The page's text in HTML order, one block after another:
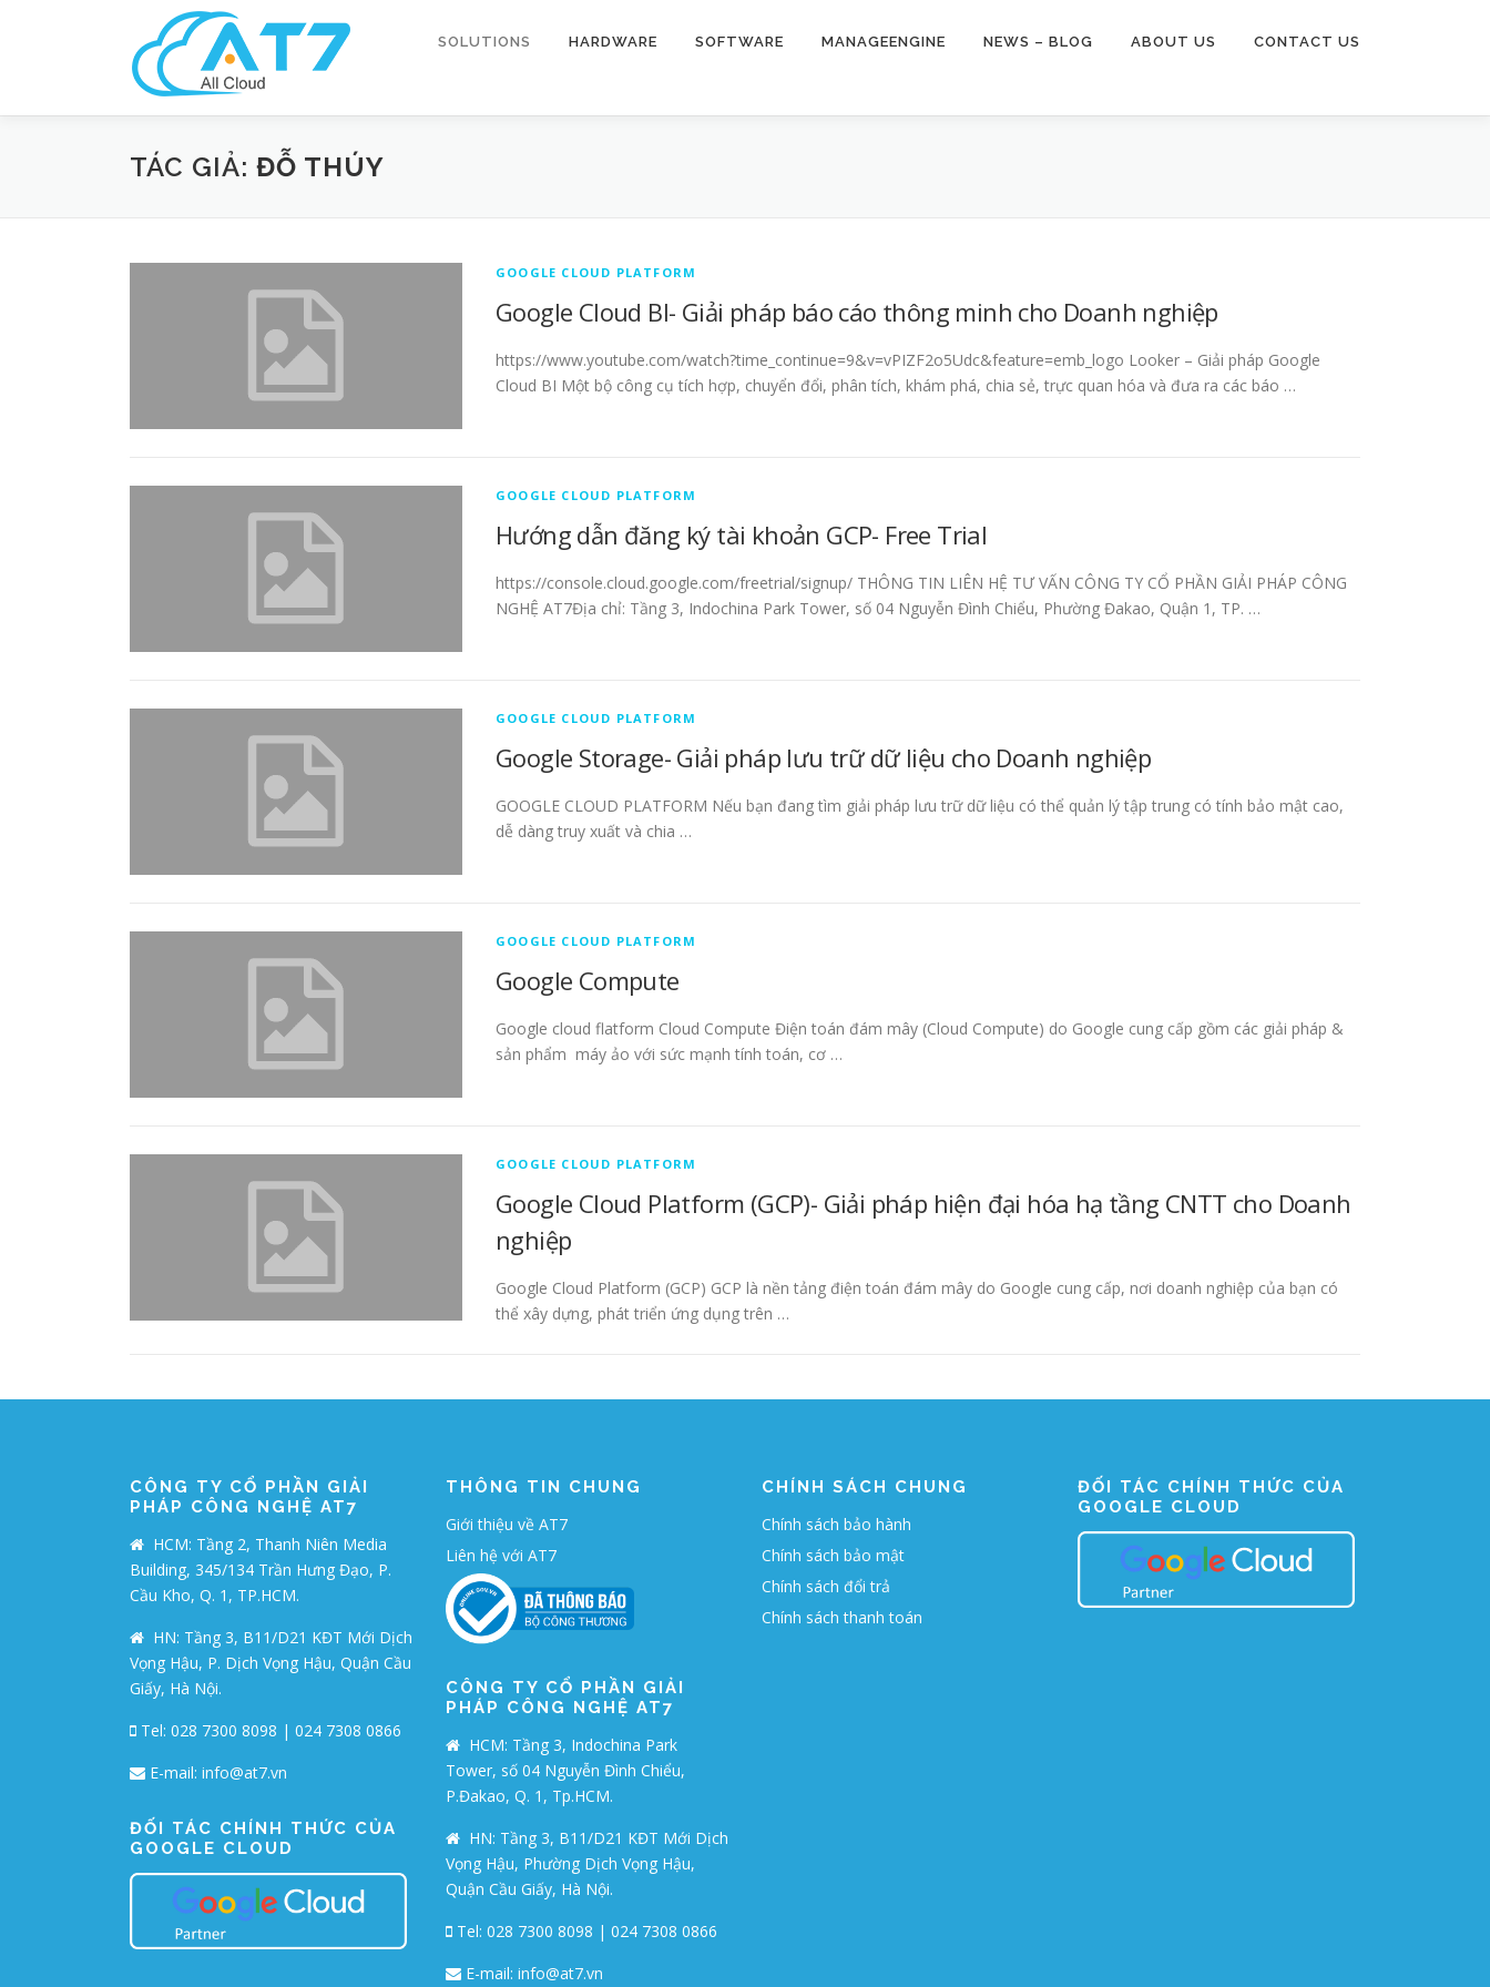
SOLUTIONS HARDWARE SOFTWARE MANAGEENGINE NEWS – BLOG ABOUT US CONTACT US
TÁC GIẢ: ĐỖ THÚY
GOOGLE CLOUD PLATFORM
Google Cloud BI- Giải pháp báo cáo thông minh cho Doanh nghiệp
https://www.youtube.com/watch?time_continue=9&v=vPIZF2o5Udc&feature=emb_logo Looker – Giải pháp Google
Cloud BI Một bộ công cụ tích hợp, chuyển đổi, phân tích, khám phá, chia sẻ, trực quan hóa và đưa ra các báo …
GOOGLE CLOUD PLATFORM
Hướng dẫn đăng ký tài khoản GCP- Free Trial
https://console.cloud.google.com/freetrial/signup/ THÔNG TIN LIÊN HỆ TƯ VẤN CÔNG TY CỔ PHẦN GIẢI PHÁP CÔNG
NGHỆ AT7Địa chỉ: Tầng 3, Indochina Park Tower, số 04 Nguyễn Đình Chiểu, Phường Đakao, Quận 1, TP. …
GOOGLE CLOUD PLATFORM
Google Storage- Giải pháp lưu trữ dữ liệu cho Doanh nghiệp
GOOGLE CLOUD PLATFORM Nếu bạn đang tìm giải pháp lưu trữ dữ liệu có thể quản lý tập trung có tính bảo mật cao,
dễ dàng truy xuất và chia …
GOOGLE CLOUD PLATFORM
Google Compute
Google cloud flatform Cloud Compute Điện toán đám mây (Cloud Compute) do Google cung cấp gồm các giải pháp &
sản phẩm máy ảo với sức mạnh tính toán, cơ …
GOOGLE CLOUD PLATFORM
Google Cloud Platform (GCP)- Giải pháp hiện đại hóa hạ tầng CNTT cho Doanh
nghiệp
Google Cloud Platform (GCP) GCP là nền tảng điện toán đám mây do Google cung cấp, nơi doanh nghiệp của bạn có
thể xây dựng, phát triển ứng dụng trên …
CÔNG TY CỔ PHẦN GIẢI
PHÁP CÔNG NGHỆ AT7
HCM: Tầng 2, Thanh Niên Media
Building, 345/134 Trần Hưng Đạo, P.
Cầu Kho, Q. 1, TP.HCM.
HN: Tầng 3, B11/D21 KĐT Mới Dịch
Vọng Hậu, P. Dịch Vọng Hậu, Quận Cầu
Giấy, Hà Nội.
Tel: 028 7300 8098 | 024 7308 0866
E-mail: info@at7.vn
ĐỐI TÁC CHÍNH THỨC CỦA
GOOGLE CLOUD
THÔNG TIN CHUNG
Giới thiệu về AT7
Liên hệ với AT7
CÔNG TY CỔ PHẦN GIẢI
PHÁP CÔNG NGHỆ AT7
HCM: Tầng 3, Indochina Park
Tower, số 04 Nguyễn Đình Chiểu,
P.Đakao, Q. 1, Tp.HCM.
HN: Tầng 3, B11/D21 KĐT Mới Dịch
Vọng Hậu, Phường Dịch Vọng Hậu,
Quận Cầu Giấy, Hà Nội.
Tel: 028 7300 8098 | 024 7308 0866
E-mail: info@at7.vn
CHÍNH SÁCH CHUNG
Chính sách bảo hành
Chính sách bảo mật
Chính sách đổi trả
Chính sách thanh toán
ĐỐI TÁC CHÍNH THỨC CỦA
GOOGLE CLOUD